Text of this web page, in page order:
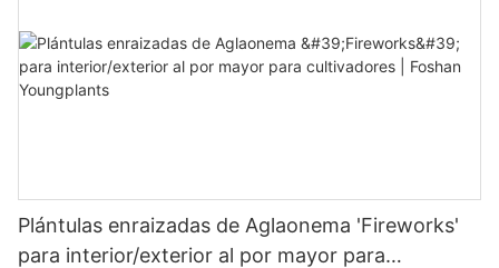
Plántulas enraizadas de Aglaonema 'Fireworks'
para interior/exterior al por mayor para